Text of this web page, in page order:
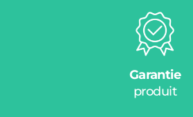
Garantie
produit